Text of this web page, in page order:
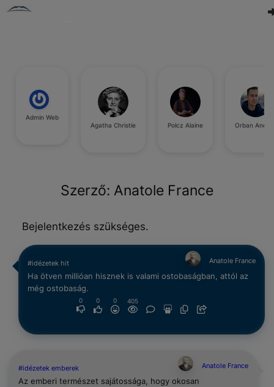
Admin Web
Agatha Christie
Polcz Alaine Orban
Szerző: Anatole France
Bejelentkezés szükséges.
#idézetek hit Anatole France
Ha ötven millióan hisznek is valami ostobaságban, attól az
még ostobaság.
0 0 0 405
#idézetek emberek Anatole France
Az emberi természet sajátossága, hogy okosan